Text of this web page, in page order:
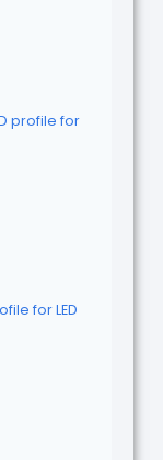
profile for
for LED